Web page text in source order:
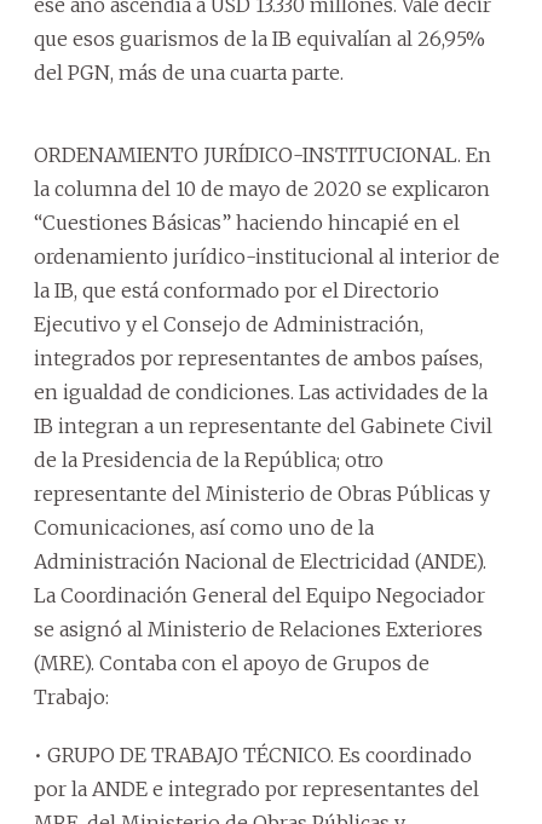
ese año ascendía a USD 13.330 millones. Vale decir
que esos guarismos de la IB equivalían al 26,95%
del PGN, más de una cuarta parte.
ORDENAMIENTO JURÍDICO-INSTITUCIONAL. En
la columna del 10 de mayo de 2020 se explicaron
“Cuestiones Básicas” haciendo hincapié en el
ordenamiento jurídico-institucional al interior de
la IB, que está conformado por el Directorio
Ejecutivo y el Consejo de Administración,
integrados por representantes de ambos países,
en igualdad de condiciones. Las actividades de la
IB integran a un representante del Gabinete Civil
de la Presidencia de la República; otro
representante del Ministerio de Obras Públicas y
Comunicaciones, así como uno de la
Administración Nacional de Electricidad (ANDE).
La Coordinación General del Equipo Negociador
se asignó al Ministerio de Relaciones Exteriores
(MRE). Contaba con el apoyo de Grupos de
Trabajo:
• GRUPO DE TRABAJO TÉCNICO. Es coordinado
por la ANDE e integrado por representantes del